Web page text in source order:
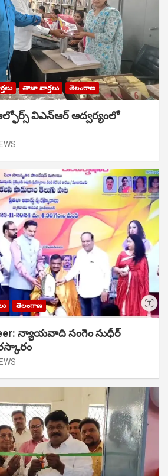
తాజా వార్తలు తెలంగాణ
విఎన్ఆర్ అద్వర్యంలో
తెలంగాణ
న్యాయవాది సంగెం సుధీర్